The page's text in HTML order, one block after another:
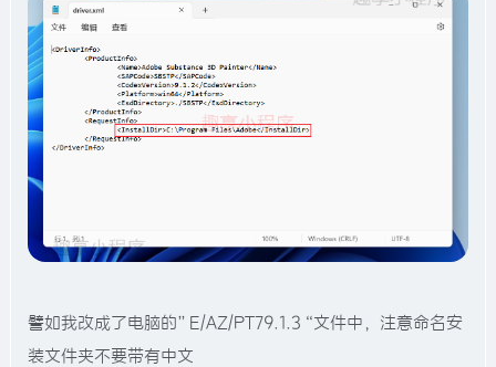
譬如我改成了电脑的”E/AZ/PT79.1.3“文件中，注意命名安
装文件夹不要带有中文